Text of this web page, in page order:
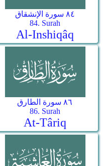
٨٤ سورة الإنشقاق
84. Surah
Al-Inshiqâq
٨٦ سورة الطارق
86. Surah
At-Târiq